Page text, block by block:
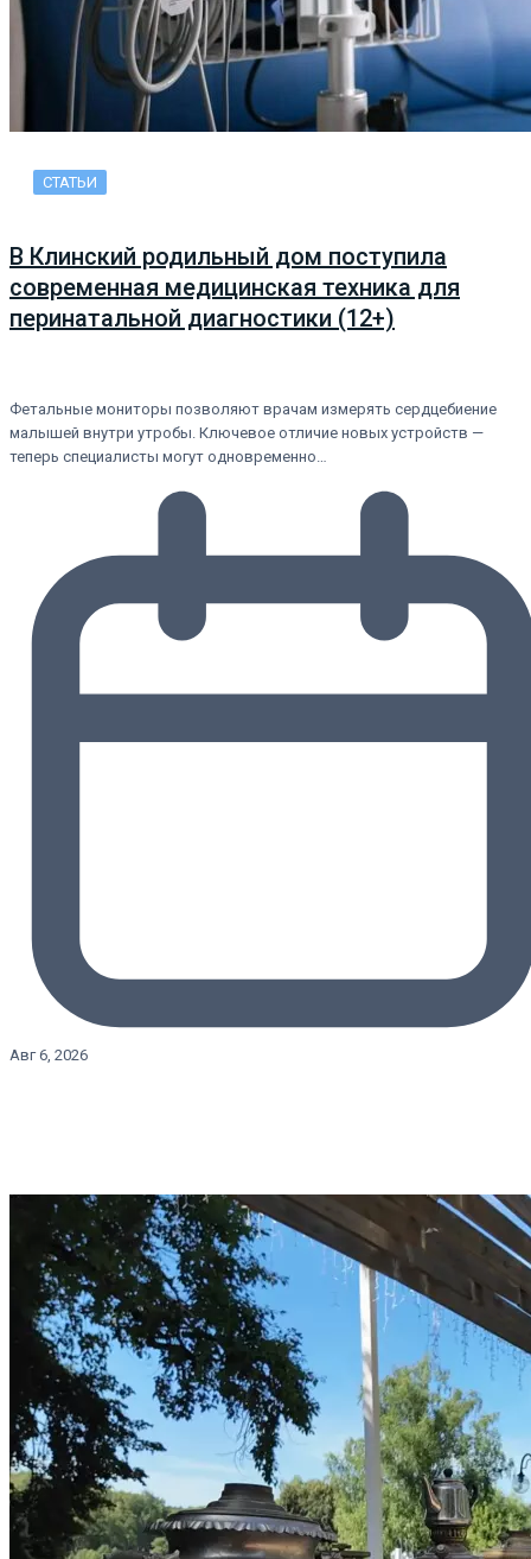
СТАТЬИ
В Клинский родильный дом поступила
современная медицинская техника для
перинатальной диагностики (12+)
Фетальные мониторы позволяют врачам измерять сердцебиение
малышей внутри утробы. Ключевое отличие новых устройств —
теперь специалисты могут одновременно…
Авг 6, 2026